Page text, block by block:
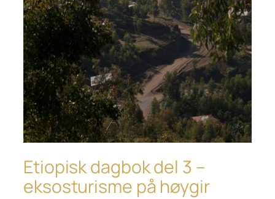
Etiopisk dagbok del 3 –
eksosturisme på høygir